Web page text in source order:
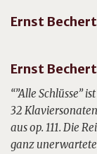
Ernst Bechert
Ernst
“”Alle Schlüsse”
32
aus op. 111. Die
ganz